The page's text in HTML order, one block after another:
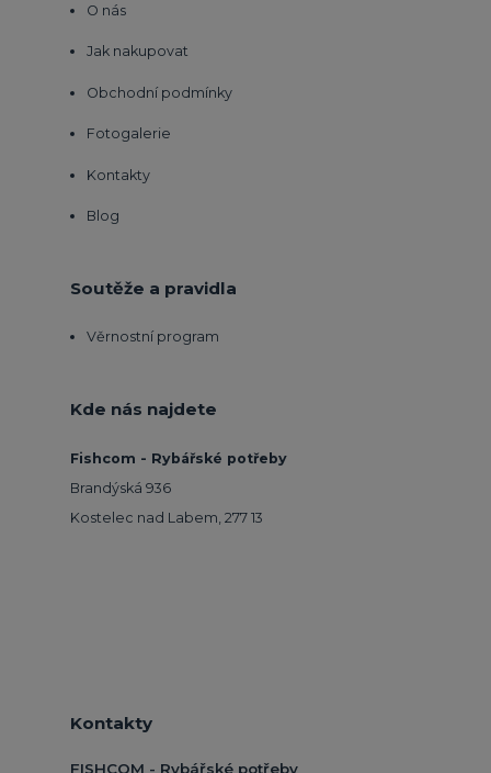
O nás
Jak nakupovat
Obchodní podmínky
Fotogalerie
Kontakty
Blog
Soutěže a pravidla
Věrnostní program
Kde nás najdete
Fishcom - Rybářské potřeby
Brandýská 936
Kostelec nad Labem, 277 13
Kontakty
FISHCOM - Rybářské potřeby